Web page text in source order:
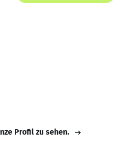
Profil zu sehen.